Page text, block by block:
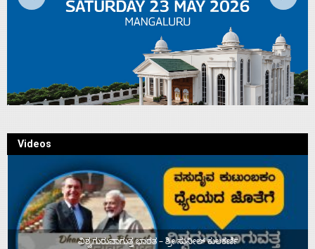
Videos
ವಿಶ್ವಗುರುವಾಗುತ್ತ ಭಾರತ – ಶ್ರೀ ಸುನೀಲ್‌ ಕುಲಕರ್ಣಿ